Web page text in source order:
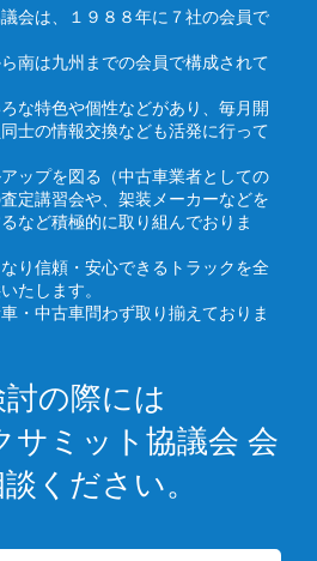
会は、１９８８年に７社の会員で
南は九州までの会員で構成されて
な特色や個性などがあり、毎月開
士の情報交換なども活発に行って
ップを図る（中古車業者としての
定講習会や、架装メーカーなどを
など積極的に取り組んでおりま
り信頼・安心できるトラックを全
たします。
・中古車問わず取り揃えておりま
の際には
サミット協議会 会
ください。